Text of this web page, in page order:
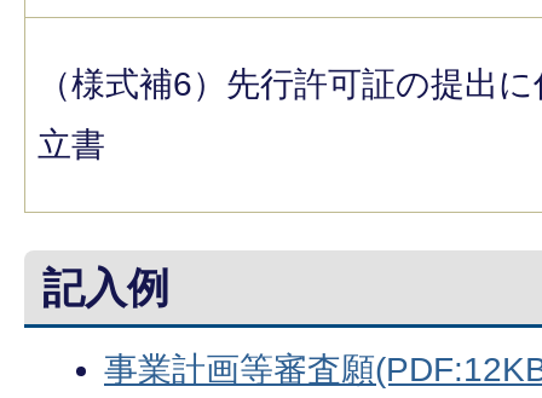
（様式補6）先行許可証の提出
立書
記入例
事業計画等審査願